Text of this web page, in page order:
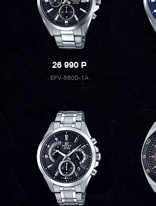
26 990P
EFV-560D-1A